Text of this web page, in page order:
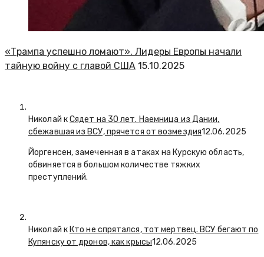
«Трампа успешно ломают». Лидеры Европы начали
тайную войну с главой США 15.10.2025
Николай кСядет на 30 лет. Наемница из Дании,
сбежавшая из ВСУ, прячется от возмездия12.06.2025
Йоргенсен, замеченная в атаках на Курскую область,
обвиняется в большом количестве тяжких
преступлений.
Николай к Кто не спрятался, тот мертвец. ВСУ бегают по
Купянску от дронов, как крысы12.06.2025